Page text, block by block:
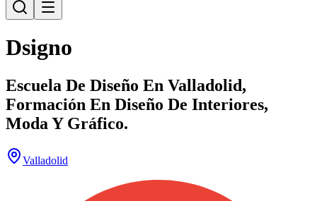
Dsigno
Escuela De Diseño En Valladolid,
Formación En Diseño De Interiores,
Moda Y Gráfico.
Valladolid